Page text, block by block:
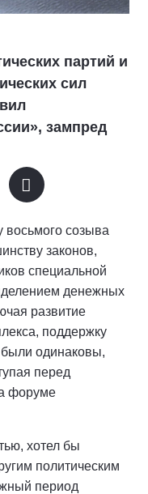
партий и
сил
зампред
восьмого созыва
законов,
специальной
денежных
развитие
поддержку
одинаковы,
перед
форуме
хотел бы
политическим
период